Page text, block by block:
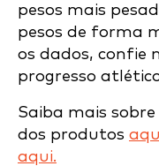
pesos mais
pesos de forma
os dados, confie
progresso
Saiba mais sobre
dos produtos
aqui.